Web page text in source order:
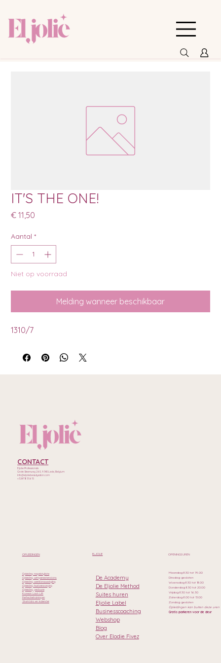
IT'S THE ONE!
€ 11,50
Aantal *
Niet op voorraad
Melding wanneer beschikbaar
1310/7
Maandag 8.30 tot 19.00
Dinsdag gesloten
Woensdag 8.30 tot 18.00
Donderdag 8.30 tot 20.00
Vrijdag 8.30 tot 16.30
Zaterdag 8.00 tot 13.00
Zondag gesloten
Opleidingen kan buiten deze uren
Gratis parkeren voor de deur
OPENINGSUREN
De Academy
De Eljolie Method
Suites huren
Eljolie Label
Businesscoaching
Webshop
Blog
Over Elodie Fivez
ELJOLIE
Opleiding nagelstyliste
Opleiding wimperextensions
Opleiding wenkbrauwstyling
Opleiding huidverzorging
Opleiding pedicure
Korean Lash Lift
Perfectietrainingen
Startdata en kalender
OPLEIDINGEN
CONTACT
Eljolie Professionals
Grote Steenweg 260, 9340 Lede, Belgium
Info@eljoliebeautysalon.com
+32471835615